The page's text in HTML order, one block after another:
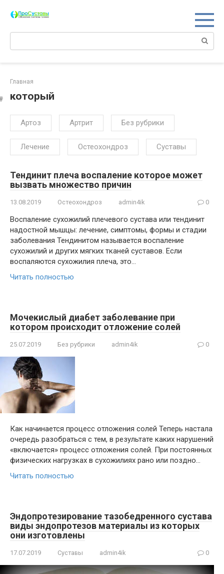
Главная
который
Артоз Артрит Без рубрики
Лечение Остеохондроз Суставы
Тендинит плеча воспаление которое может
вызвать множество причин
13.08.2019 Остеохондроз admin4ik 0
Воспаление сухожилий плечевого сустава или тендинит
надостной мышцы: лечение, симптомы, формы и стадии
заболевания Тендинитом называется воспаление
сухожилий и других мягких тканей суставов. Если
воспаляются сухожилия плеча, это…
Читать полностью
Мочекислый диабет заболевание при
котором происходит отложение солей
25.07.2019 Без рубрики admin4ik 0
Как начинается процесс отложения солей Теперь настала
очередь разобраться с тем, в результате каких нарушений
«включается» процесс отложения солей. При постоянных
физических нагрузках в сухожилиях рано или поздно…
Читать полностью
Эндопротезирование тазобедренного сустава
виды эндопротезов материалы из которых
они изготовлены
17.07.2019 Суставы admin4ik 0